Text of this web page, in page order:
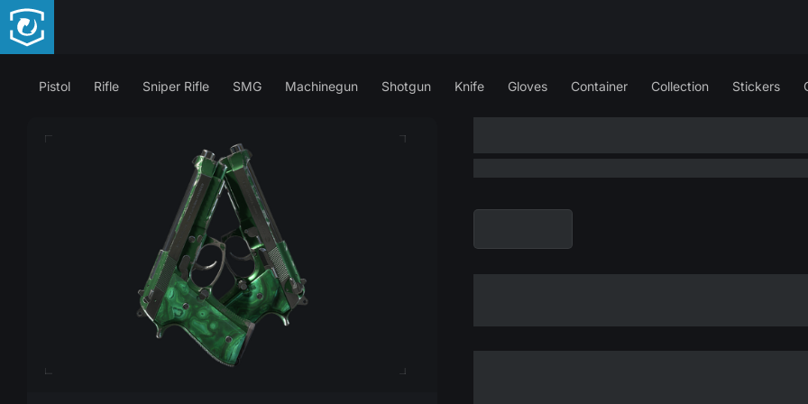
Pistol Rifle Sniper Rifle SMG Machinegun Shotgun Knife Gloves Container Collection Stickers